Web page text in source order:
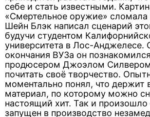
себе и стать известными.
«Смертельное оружие» сломала
Шейн Блэк написал сценарий
будучи студентом
университета в Лос-Анджелесе.
окончания ВУЗа он
продюсером Джоэлом
почитать своё творчество.
моментально понял, что держит
материал, по которому можно
настоящий хит. Так и
запущен в производство